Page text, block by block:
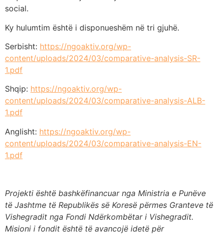
social.
Ky hulumtim është i disponueshëm në tri gjuhë.
Serbisht: https://ngoaktiv.org/wp-
content/uploads/2024/03/comparative-analysis-SR-
1.pdf
Shqip: https://ngoaktiv.org/wp-
content/uploads/2024/03/comparative-analysis-ALB-
1.pdf
Anglisht: https://ngoaktiv.org/wp-
content/uploads/2024/03/comparative-analysis-EN-
1.pdf
Projekti është bashkëfinancuar nga Ministria e Punëve
të Jashtme të Republikës së Koresë përmes Granteve të
Vishegradit nga Fondi Ndërkombëtar i Vishegradit.
Misioni i fondit është të avancojë idetë për